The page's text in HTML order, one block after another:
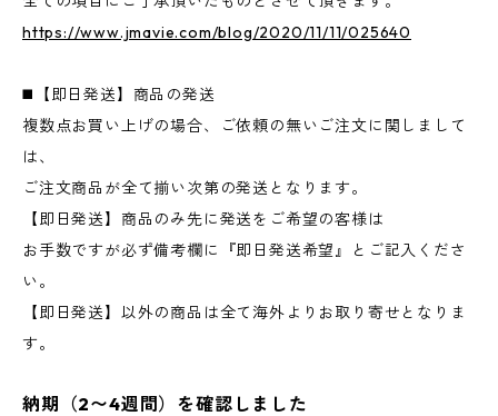
https://www.jmavie.com/blog/2020/11/11/025640
◼️【即日発送】商品の発送
複数点お買い上げの場合、ご依頼の無いご注文に関しまして
は、
ご注文商品が全て揃い次第の発送となります。
【即日発送】商品のみ先に発送をご希望の客様は
お手数ですが必ず備考欄に『即日発送希望』とご記入くださ
い。
【即日発送】以外の商品は全て海外よりお取り寄せとなりま
す。
納期（2〜4週間）を確認しました